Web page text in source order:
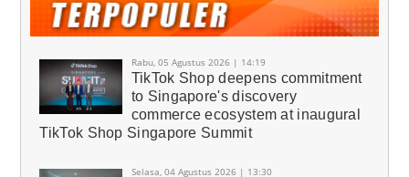
Rabu, 05 Agustus 2026 | 14:19
TikTok Shop deepens commitment
to Singapore's discovery
commerce ecosystem at inaugural
TikTok Shop Singapore Summit
Selasa, 04 Agustus 2026 | 13:30